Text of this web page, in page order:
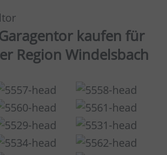
kaufen für
Region Windelsbach